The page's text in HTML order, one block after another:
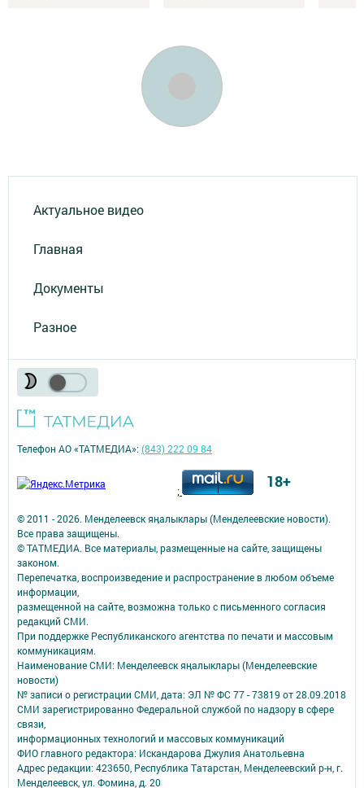
Актуальное видео
Главная
Документы
Разное
© 2011 - 2026. Менделеевск яӊалыклары (Менделеевские новости).
Все права защищены.
© ТАТМЕДИА. Все материалы, размещенные на сайте, защищены
законом.
Перепечатка, воспроизведение и распространение в любом объеме
информации,
размещенной на сайте, возможна только с письменного согласия
редакций СМИ.
При поддержке Республиканского агентства по печати и массовым
коммуникациям.
Наименование СМИ: Менделеевск яӊалыклары (Менделеевские
новости)
№ записи о регистрации СМИ, дата: ЭЛ № ФС 77 - 73819 от 28.09.2018
СМИ зарегистрированно Федеральной службой по надзору в сфере
связи,
информационных технологий и массовых коммуникаций
ФИО главного редактора: Искандарова Джулия Анатольевна
Адрес редакции: 423650, Республика Татарстан, Менделеевский р-н, г.
Менделеевск, ул. Фомина, д. 20
Телефон АО «ТАТМЕДИА»:(843) 222 09 84
; 18+